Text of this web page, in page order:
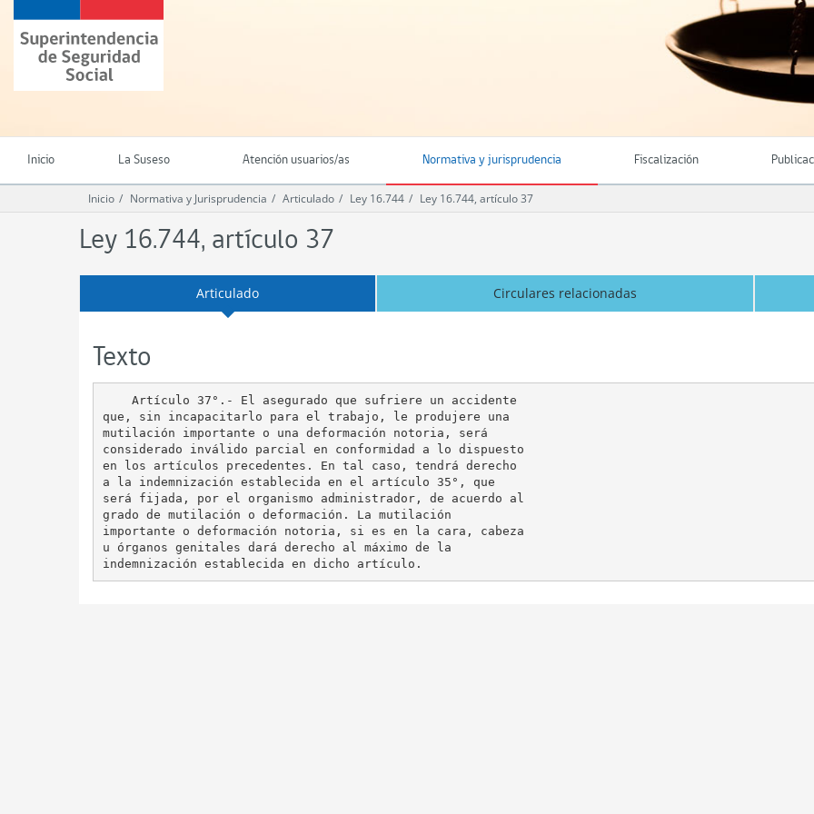
contenido
principal
Superintendencia
de
Seguridad
(SUSESO)
Chile
Inicio La Suseso Atención usuarios/as Normativa y jurisprudencia Fiscalización
Inicio Normativa y Jurisprudencia Articulado Ley 16.744 Ley 16.744, artículo 37
Ley 16.744, artículo 37
Articulado Circulares relacionadas
Texto
    Artículo 37°.- El asegurado que sufriere un accidente
que, sin incapacitarlo para el trabajo, le produjere una
mutilación importante o una deformación notoria, será
considerado inválido parcial en conformidad a lo dispuesto
en los artículos precedentes. En tal caso, tendrá derecho
a la indemnización establecida en el artículo 35°, que
será fijada, por el organismo administrador, de acuerdo al
grado de mutilación o deformación. La mutilación
importante o deformación notoria, si es en la cara, cabeza
u órganos genitales dará derecho al máximo de la